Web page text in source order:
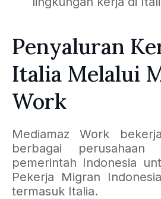
Penyaluran
Italia Melalui
Work
Mediamaz Work
berbagai
pemerintah Indonesia
Pekerja Migran
termasuk Italia.